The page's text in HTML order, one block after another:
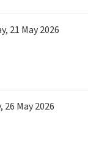
, 21 May 2026
, 26 May 2026